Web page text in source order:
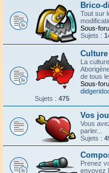
Brico-
Tout sur
Sous-
Sujets :
La culture
de tous
Sous-
Sujets : 475
Vos
Vous
parler...
Sujets :
Prenez
envoyez